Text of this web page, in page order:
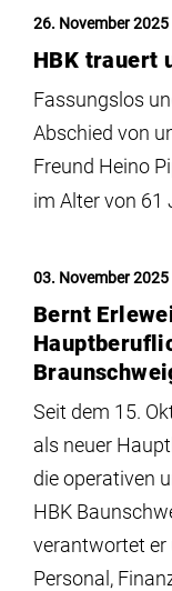
26. November 2025
HBK trauert
Fassungslos
Abschied von
Freund Heino
im Alter von 61
03. November 2025
Bernt
Seit dem 15.
als neuer
die operativen
HBK
verantwortet er
Personal,